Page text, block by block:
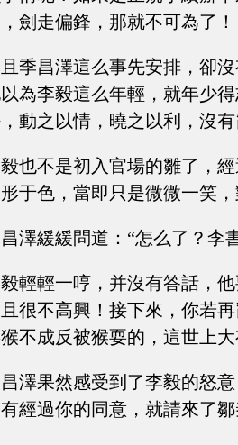
劍走偏鋒，那就不可為了！
季昌澤這么事先安排，卻
為李毅這么年輕，就年少
動之以情，曉之以利，沒
也不是初入官場的雛了，
于色，當即只是微微一笑
澤緩緩問道：“怎么了？李
輕輕一哼，并沒有答話，
很不高興！接下來，你若
不成反被猴耍的，這世上
澤果然感受到了李毅的怒
經過你的同意，就請來了